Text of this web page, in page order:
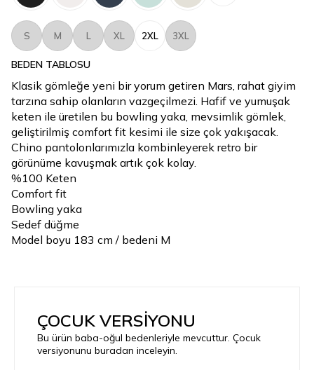
S M L XL 2XL 3XL
BEDEN TABLOSU
Klasik gömleğe yeni bir yorum getiren Mars, rahat giyim
tarzına sahip olanların vazgeçilmezi. Hafif ve yumuşak
keten ile üretilen bu bowling yaka, mevsimlik gömlek,
geliştirilmiş comfort fit kesimi ile size çok yakışacak.
Chino pantolonlarımızla kombinleyerek retro bir
görünüme kavuşmak artık çok kolay.
%100 Keten
Comfort fit
Bowling yaka
Sedef düğme
Model boyu 183 cm / bedeni M
ÇOCUK VERSİYONU
Bu ürün baba-oğul bedenleriyle mevcuttur. Çocuk
versiyonunu buradan inceleyin.